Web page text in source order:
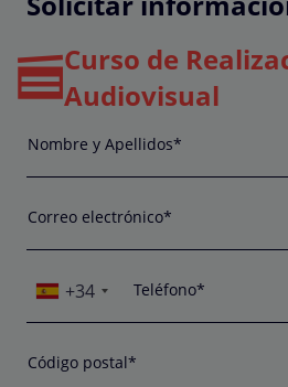
Curso de
Audiovisual
Nombre y Apellidos*
Correo electrónico*
+34 Teléfono*
Código postal*